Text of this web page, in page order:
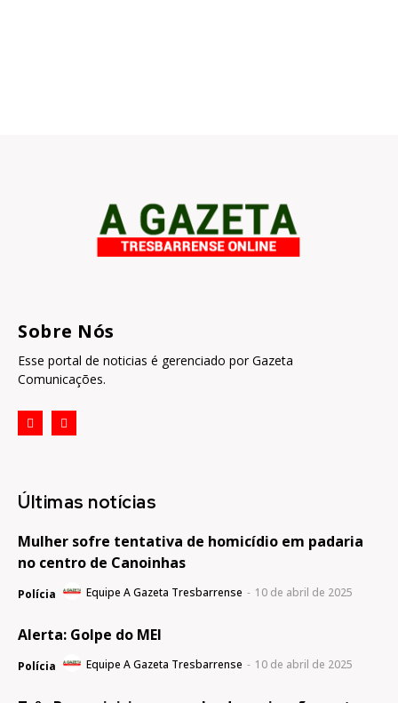
Sobre Nós
Esse portal de noticias é gerenciado por Gazeta
Comunicações.
Últimas notícias
Mulher sofre tentativa de homicídio em padaria
no centro de Canoinhas
Polícia Equipe A Gazeta Tresbarrense - 10 de abril de 2025
Alerta: Golpe do MEI
Polícia Equipe A Gazeta Tresbarrense - 10 de abril de 2025